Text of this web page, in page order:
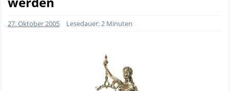
27. Oktober 2005 Lesedauer: 2 Minuten